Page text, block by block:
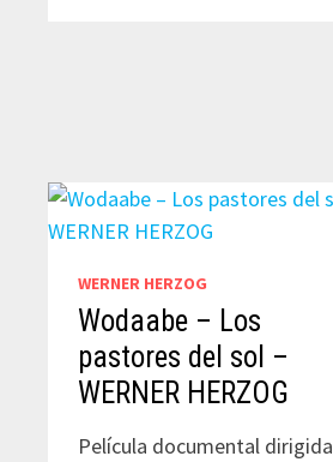
WERNER HERZOG
Wodaabe – Los
pastores del sol –
WERNER HERZOG
Película documental dirigida